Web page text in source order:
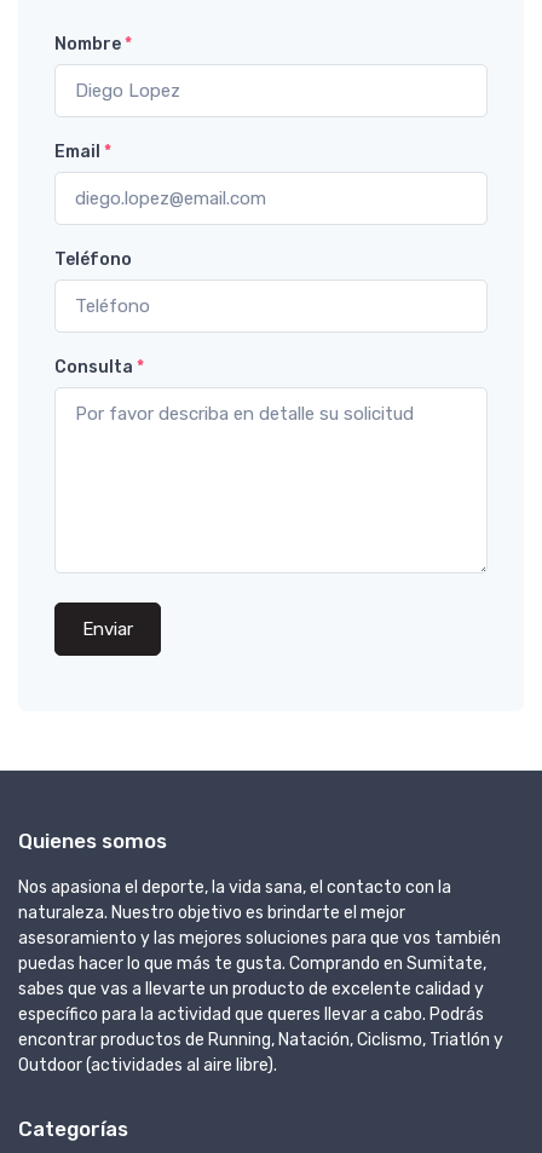
Nombre*
Email *
Teléfono
Consulta *
Enviar
Quienes somos
Nos apasiona el deporte, la vida sana, el contacto con la
naturaleza. Nuestro objetivo es brindarte el mejor
asesoramiento y las mejores soluciones para que vos también
puedas hacer lo que más te gusta. Comprando en Sumitate,
sabes que vas a llevarte un producto de excelente calidad y
específico para la actividad que queres llevar a cabo. Podrás
encontrar productos de Running, Natación, Ciclismo, Triatlón y
Outdoor (actividades al aire libre).
Categorías